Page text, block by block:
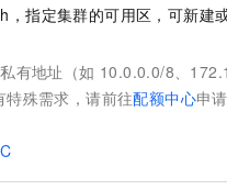
，指定集群的可用区，可新建
有地址（如 10.0.0.0/8、
殊需求，请前往配额中心申